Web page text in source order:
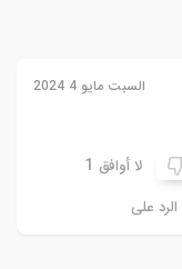
السبت مايو 4 2024
لا أوافق 1
الرد على